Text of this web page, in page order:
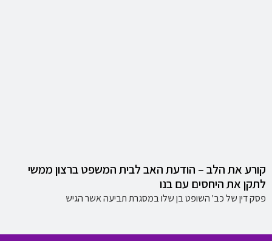
קורע את הלב – הודעת האב לבית המשפט ברצון ממשי
לתקן את היחסים עם בנו
פסק דין של כב' השופט בן שלו במסגרת תביעה אשר הגיש